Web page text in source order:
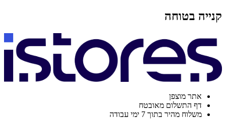
קנייה בטוחה
אתר מוצפן
דף התשלום מאובטח
משלוח מהיר בתוך 7 ימי עבודה